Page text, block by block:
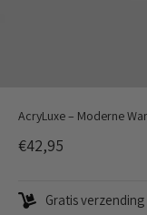
AcryLuxe – Moderne
Aanbiedingsprijs
€42,95
Gratis